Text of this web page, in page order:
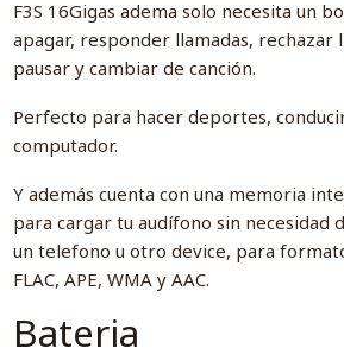
F3S 16Gigas adema solo necesita un
apagar, responder llamadas, rechazar
pausar y cambiar de canción.
Perfecto para hacer deportes,
computador.
Y además cuenta con una memoria
para cargar tu audífono sin necesidad
un telefono u otro device, para
FLAC, APE, WMA y AAC.
Bateria